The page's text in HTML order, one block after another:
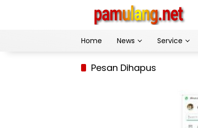
Home
News Service
Pesan Dihapus